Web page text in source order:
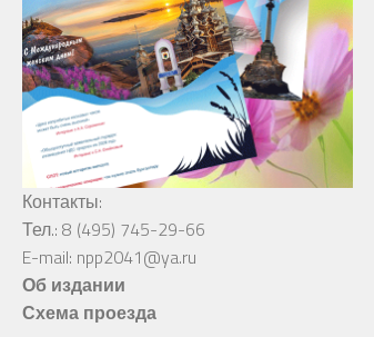
Контакты:
Тел.: 8 (495) 745-29-66
E-mail: npp2041@ya.ru
Об издании
Схема проезда